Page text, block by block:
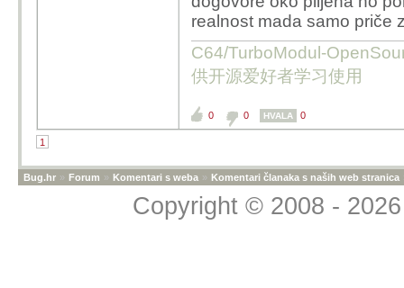
realnost mada samo priče
C64/TurboModul-
供开源爱好者学习使用
0 0 HVALA 0
1
Bug.hr » Forum » Komentari s weba » Komentari članaka s naših web stranica
Copyright © 2008 -